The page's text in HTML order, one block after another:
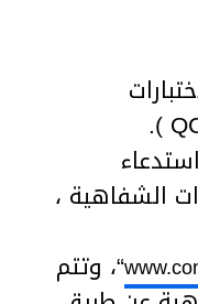
الاختبارات الشفاهية ،
“، وتتم